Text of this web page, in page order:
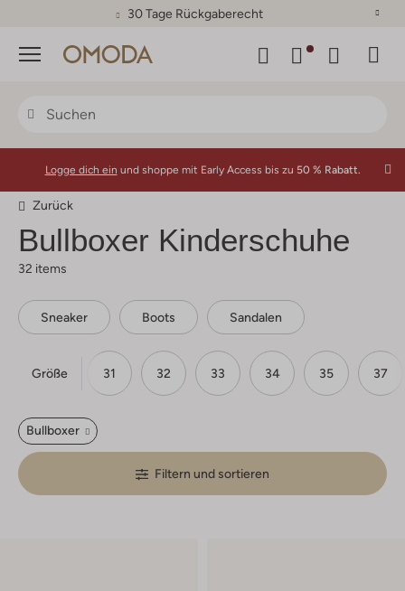
30 Tage Rückgaberecht
Menü
Logge dich ein und shoppe mit Early Access bis zu 50 % Rabatt.
Zurück
Bullboxer Kinderschuhe
32 items
Sneaker Boots Sandalen
Größe
30 31 32 33 34 35 37
Bullboxer
Filtern und sortieren